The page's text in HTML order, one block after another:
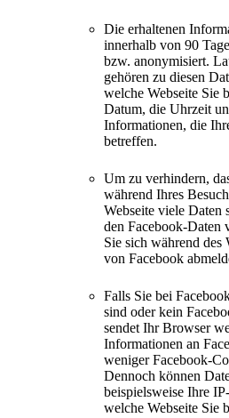
Die erhaltenen
innerhalb von 90
bzw. anonymisiert.
gehören zu diesen
welche Webseite Sie
Datum, die Uhrzeit
Informationen, die
betreffen.
Um zu verhindern,
während Ihres
Webseite viele Daten
den Facebook-Daten
Sie sich während des
von Facebook
Falls Sie bei
sind oder kein
sendet Ihr Browser
Informationen an
weniger Facebook-
Dennoch können
beispielsweise Ihre
welche Webseite Sie